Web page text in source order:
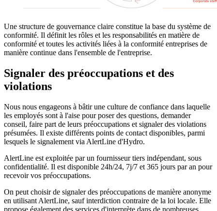
Une structure de gouvernance claire constitue la base du système de
conformité. Il définit les rôles et les responsabilités en matière de
conformité et toutes les activités liées à la conformité entreprises de
manière continue dans l'ensemble de l'entreprise.
Signaler des préoccupations et des
violations
Nous nous engageons à bâtir une culture de confiance dans laquelle
les employés sont à l'aise pour poser des questions, demander
conseil, faire part de leurs préoccupations et signaler des violations
présumées. Il existe différents points de contact disponibles, parmi
lesquels le signalement via AlertLine d'Hydro.
AlertLine est exploitée par un fournisseur tiers indépendant, sous
confidentialité. Il est disponible 24h/24, 7j/7 et 365 jours par an pour
recevoir vos préoccupations.
On peut choisir de signaler des préoccupations de manière anonyme
en utilisant AlertLine, sauf interdiction contraire de la loi locale. Elle
propose également des services d'interprète dans de nombreuses